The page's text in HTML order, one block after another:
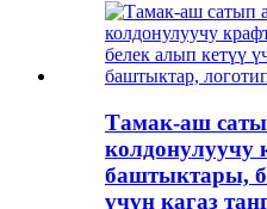
Тамак-аш
колдонулуучу
баштыктары,
үчүн кагаз